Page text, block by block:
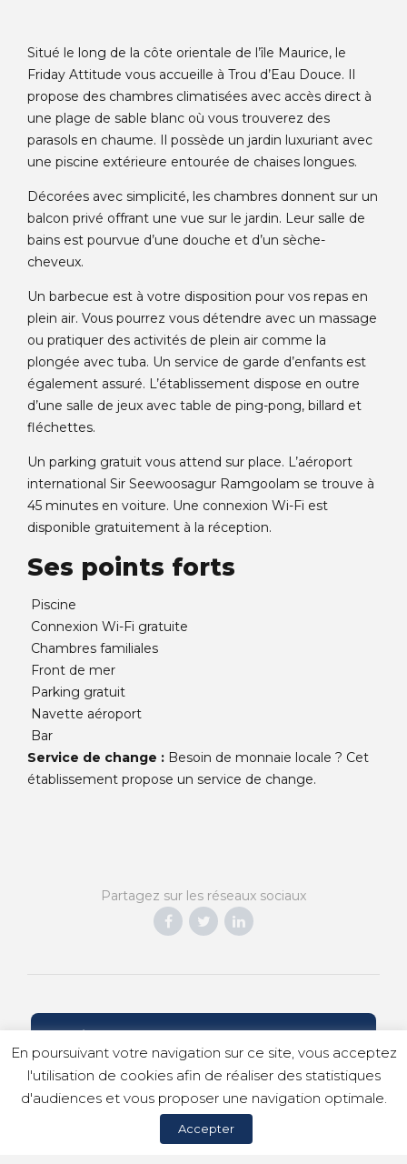
Situé le long de la côte orientale de l’île Maurice, le
Friday Attitude vous accueille à Trou d’Eau Douce. Il
propose des chambres climatisées avec accès direct à
une plage de sable blanc où vous trouverez des
parasols en chaume. Il possède un jardin luxuriant avec
une piscine extérieure entourée de chaises longues.
Décorées avec simplicité, les chambres donnent sur un
balcon privé offrant une vue sur le jardin. Leur salle de
bains est pourvue d’une douche et d’un sèche-
cheveux.
Un barbecue est à votre disposition pour vos repas en
plein air. Vous pourrez vous détendre avec un massage
ou pratiquer des activités de plein air comme la
plongée avec tuba. Un service de garde d’enfants est
également assuré. L’établissement dispose en outre
d’une salle de jeux avec table de ping-pong, billard et
fléchettes.
Un parking gratuit vous attend sur place. L’aéroport
international Sir Seewoosagur Ramgoolam se trouve à
45 minutes en voiture. Une connexion Wi-Fi est
disponible gratuitement à la réception.
Ses points forts
Piscine
Connexion Wi-Fi gratuite
Chambres familiales
Front de mer
Parking gratuit
Navette aéroport
Bar
Service de change : Besoin de monnaie locale ? Cet
établissement propose un service de change.
Partagez sur les réseaux sociaux
© Copyright 2023 Idilic Voyages |Mentions légales
Politique de confidentialité |Politique de cookies
En poursuivant votre navigation sur ce site, vous acceptez
l'utilisation de cookies afin de réaliser des statistiques
d'audiences et vous proposer une navigation optimale.
Accepter